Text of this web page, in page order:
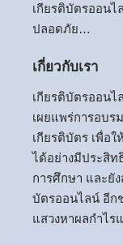
เกียรติบัตรออน
ปลอดภัย…
เกี่ยวกับเรา
เกียรติบัตรออนไ
เผยแพร่การอบ
เกียรติบัตร เพื่อ
ได้อย่างมีประสิท
การศึกษา และยั
บัตรออนไลน์ อีก
แสวงหาผลกำไร